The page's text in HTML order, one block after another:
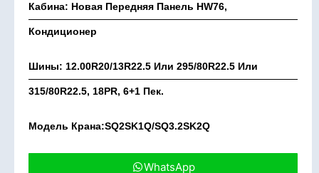
Кабина: Новая Передняя Панель HW76,
Кондиционер
Шины: 12.00R20/13R22.5 Или 295/80R22.5 Или
315/80R22.5, 18PR, 6+1 Пек.
Модель Крана:SQ2SK1Q/SQ3.2SK2Q
WhatsApp